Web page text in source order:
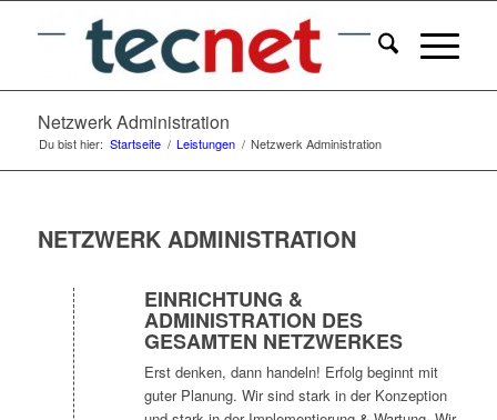
Netzwerk Administration
Du bist hier: Startseite / Leistungen / Netzwerk Administration
NETZWERK ADMINISTRATION
EINRICHTUNG &
ADMINISTRATION DES
GESAMTEN NETZWERKES
Erst denken, dann handeln! Erfolg beginnt mit
guter Planung. Wir sind stark in der Konzeption